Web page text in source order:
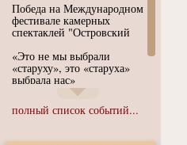
Победа на Международном
фестивале камерных
спектаклей "Островский
«Это не мы выбрали
«старуху», это «старуха»
выбрала нас»
Иммерсивный спектакль
"Язык чистого полета
полный список событий...